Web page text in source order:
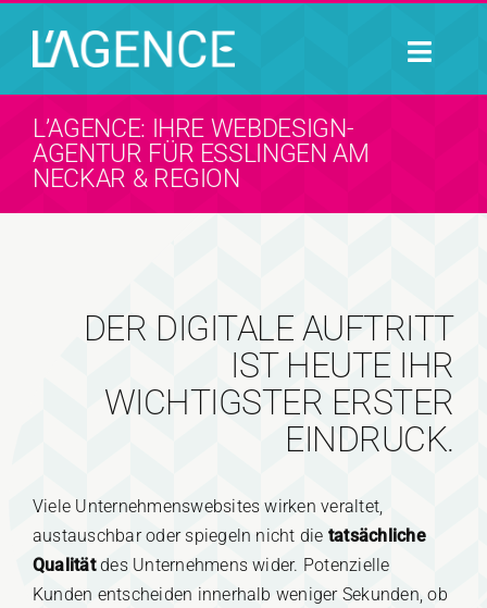
springen
HOME
PORTFOLIO
KONTAKT
L’AGENCE: IHRE WEBDESIGN-
AGENTUR FÜR ESSLINGEN AM
NECKAR & REGION
DER DIGITALE AUFTRITT
IST HEUTE IHR
WICHTIGSTER ERSTER
EINDRUCK.
Viele Unternehmenswebsites wirken veraltet,
austauschbar oder spiegeln nicht die tatsächliche
Qualitätdes Unternehmens wider. Potenzielle
Kunden entscheiden innerhalb weniger Sekunden, ob